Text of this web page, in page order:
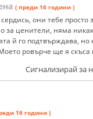
( преди 16 години )
они тебе просто
за ценители, няма
й го подтвърждава, но
ровърче ще я скъса
Сигнализирай за
16 години )